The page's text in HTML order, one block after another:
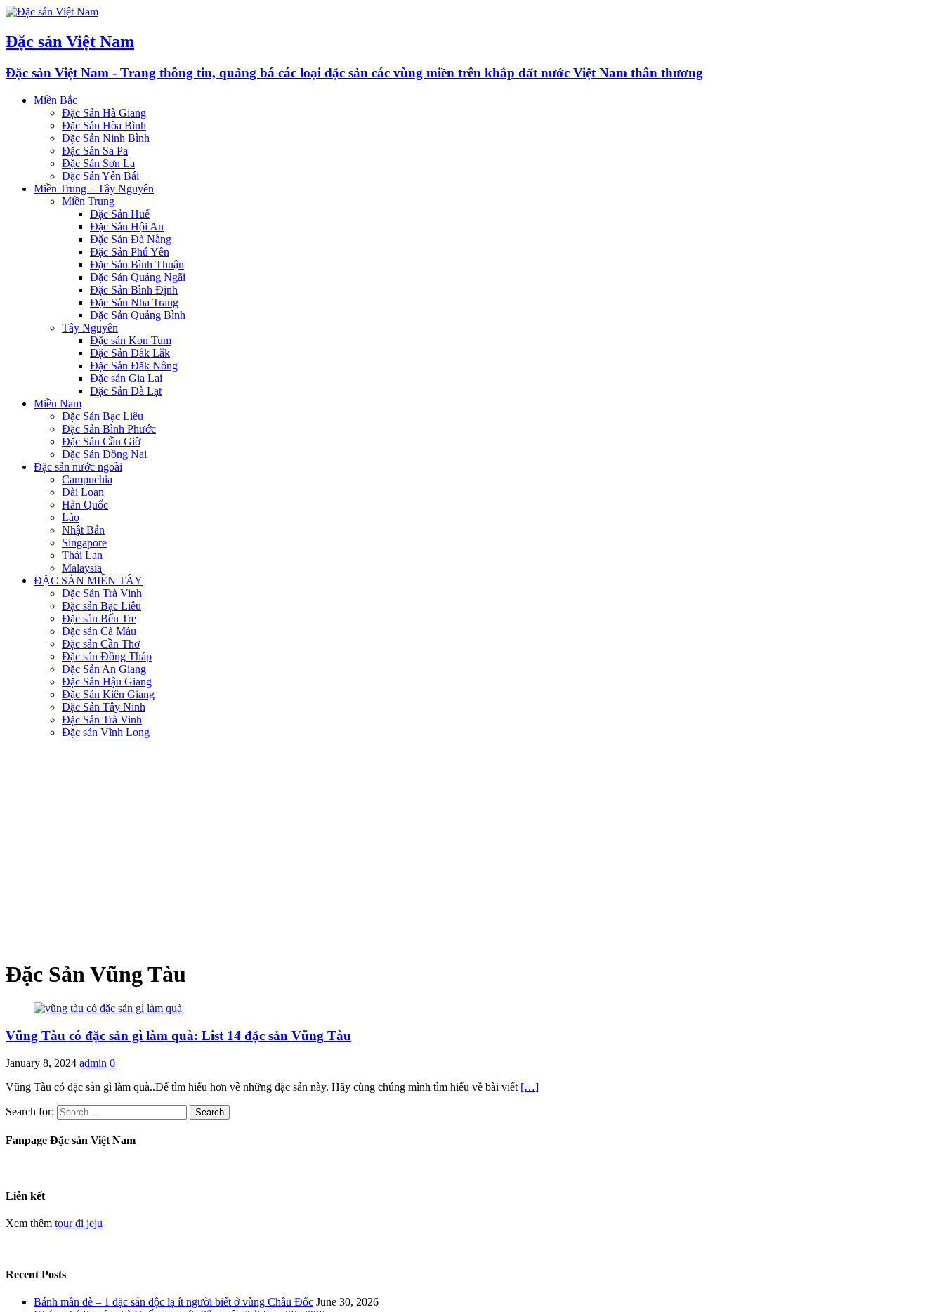
Đặc sản Việt Nam
Đặc sản Việt Nam - Trang thông tin, quảng bá các loại đặc sản các vùng miền trên khắp đất nước Việt Nam thân thương
Miền Bắc
Đặc Sản Hà Giang
Đặc Sản Hòa Bình
Đặc Sản Ninh Bình
Đặc Sản Sa Pa
Đặc Sản Sơn La
Đặc Sản Yên Bái
Miền Trung – Tây Nguyên
Miền Trung
Đặc Sản Huế
Đặc Sản Hội An
Đặc Sản Đà Nẵng
Đặc Sản Phú Yên
Đặc Sản Bình Thuận
Đặc Sản Quảng Ngãi
Đặc Sản Bình Định
Đặc Sản Nha Trang
Đặc Sản Quảng Bình
Tây Nguyên
Đặc sản Kon Tum
Đặc Sản Đắk Lắk
Đặc Sản Đăk Nông
Đặc sản Gia Lai
Đặc Sản Đà Lạt
Miền Nam
Đặc Sản Bạc Liêu
Đặc Sản Bình Phước
Đặc Sản Cần Giờ
Đặc Sản Đồng Nai
Đặc sản nước ngoài
Campuchia
Đài Loan
Hàn Quốc
Lào
Nhật Bản
Singapore
Thái Lan
Malaysia
ĐẶC SẢN MIỀN TÂY
Đặc Sản Trà Vinh
Đặc sản Bạc Liêu
Đặc sản Bến Tre
Đặc sản Cà Màu
Đặc sản Cần Thơ
Đặc sản Đồng Tháp
Đặc Sản An Giang
Đặc Sản Hậu Giang
Đặc Sản Kiên Giang
Đặc Sản Tây Ninh
Đặc Sản Trà Vinh
Đặc sản Vĩnh Long
Đặc Sản Vũng Tàu
Vũng Tàu có đặc sản gì làm quà: List 14 đặc sản Vũng Tàu
January 8, 2024 admin 0
Vũng Tàu có đặc sản gì làm quà..Để tìm hiểu hơn về những đặc sản này. Hãy cùng chúng mình tìm hiểu về bài viết […]
Search for:
Fanpage Đặc sản Việt Nam
Liên kết
Xem thêm tour đi jeju
Recent Posts
Bánh mần dè – 1 đặc sản độc lạ ít người biết ở vùng Châu Đốc June 30, 2026